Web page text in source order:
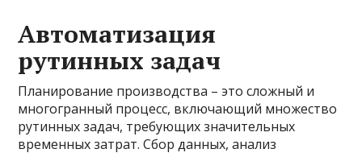
Автоматизация
рутинных задач
Планирование производства – это сложный и
многогранный процесс, включающий множество
рутинных задач, требующих значительных
временных затрат. Сбор данных, анализ